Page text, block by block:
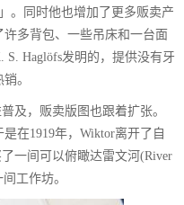
」。同时他也增加了更多贩卖产
多背包、一些吊床和一台面
Haglöfs发明的，提供没有牙
。
及，贩卖版图也跟着扩张。
在1919年，Wiktor离开了自
一间可以俯瞰达雷文河(River
工作坊。